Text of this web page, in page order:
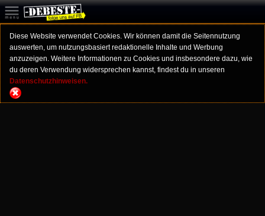
Diese Website verwendet Cookies. Wir können damit die Seitennutzung
auswerten, um nutzungsbasiert redaktionelle Inhalte und Werbung
anzuzeigen. Weitere Informationen zu Cookies und insbesondere dazu, wie
du deren Verwendung widersprechen kannst, findest du in unseren
Datenschutzhinweisen.